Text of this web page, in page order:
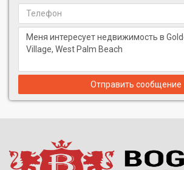
Отправить сообщение